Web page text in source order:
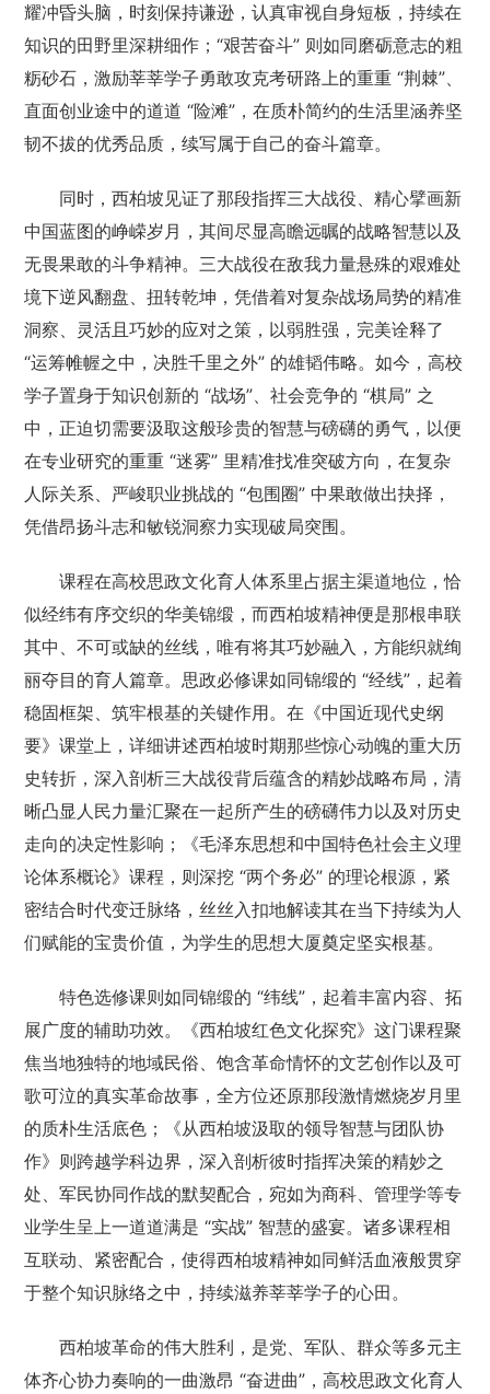
耀冲昏头脑，时刻保持谦逊，认真审视自身短板，持续在
知识的田野里深耕细作；“艰苦奋斗” 则如同磨砺意志的粗
粝砂石，激励莘莘学子勇敢攻克考研路上的重重 “荆棘”、
直面创业途中的道道 “险滩”，在质朴简约的生活里涵养坚
韧不拔的优秀品质，续写属于自己的奋斗篇章。
同时，西柏坡见证了那段指挥三大战役、精心擘画新
中国蓝图的峥嵘岁月，其间尽显高瞻远瞩的战略智慧以及
无畏果敢的斗争精神。三大战役在敌我力量悬殊的艰难处
境下逆风翻盘、扭转乾坤，凭借着对复杂战场局势的精准
洞察、灵活且巧妙的应对之策，以弱胜强，完美诠释了
“运筹帷幄之中，决胜千里之外” 的雄韬伟略。如今，高校
学子置身于知识创新的 “战场”、社会竞争的 “棋局” 之
中，正迫切需要汲取这般珍贵的智慧与磅礴的勇气，以便
在专业研究的重重 “迷雾” 里精准找准突破方向，在复杂
人际关系、严峻职业挑战的 “包围圈” 中果敢做出抉择，
凭借昂扬斗志和敏锐洞察力实现破局突围。
课程在高校思政文化育人体系里占据主渠道地位，恰
似经纬有序交织的华美锦缎，而西柏坡精神便是那根串联
其中、不可或缺的丝线，唯有将其巧妙融入，方能织就绚
丽夺目的育人篇章。思政必修课如同锦缎的 “经线”，起着
稳固框架、筑牢根基的关键作用。在《中国近现代史纲
要》课堂上，详细讲述西柏坡时期那些惊心动魄的重大历
史转折，深入剖析三大战役背后蕴含的精妙战略布局，清
晰凸显人民力量汇聚在一起所产生的磅礴伟力以及对历史
走向的决定性影响；《毛泽东思想和中国特色社会主义理
论体系概论》课程，则深挖 “两个务必” 的理论根源，紧
密结合时代变迁脉络，丝丝入扣地解读其在当下持续为人
们赋能的宝贵价值，为学生的思想大厦奠定坚实根基。
特色选修课则如同锦缎的 “纬线”，起着丰富内容、拓
展广度的辅助功效。《西柏坡红色文化探究》这门课程聚
焦当地独特的地域民俗、饱含革命情怀的文艺创作以及可
歌可泣的真实革命故事，全方位还原那段激情燃烧岁月里
的质朴生活底色；《从西柏坡汲取的领导智慧与团队协
作》则跨越学科边界，深入剖析彼时指挥决策的精妙之
处、军民协同作战的默契配合，宛如为商科、管理学等专
业学生呈上一道道满是 “实战” 智慧的盛宴。诸多课程相
互联动、紧密配合，使得西柏坡精神如同鲜活血液般贯穿
于整个知识脉络之中，持续滋养莘莘学子的心田。
西柏坡革命的伟大胜利，是党、军队、群众等多元主
体齐心协力奏响的一曲激昂 “奋进曲”，高校思政文化育人